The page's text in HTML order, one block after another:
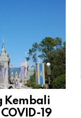
Kembali
19